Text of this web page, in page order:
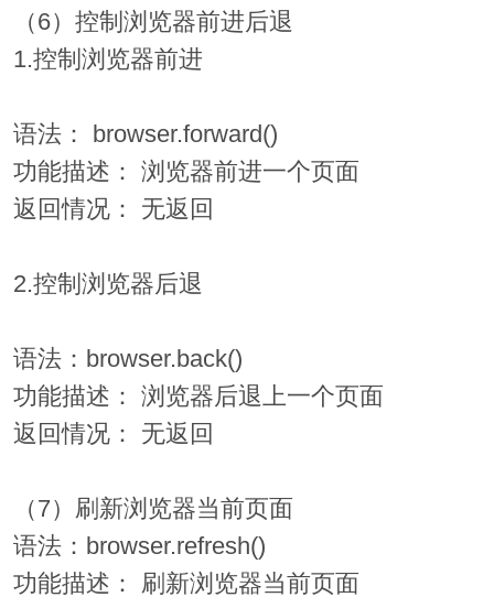
（6）控制浏览器前进后退
1.控制浏览器前进
语法： browser.forward()
功能描述： 浏览器前进一个页面
返回情况： 无返回
2.控制浏览器后退
语法：browser.back()
功能描述： 浏览器后退上一个页面
返回情况： 无返回
（7）刷新浏览器当前页面
语法：browser.refresh()
功能描述： 刷新浏览器当前页面